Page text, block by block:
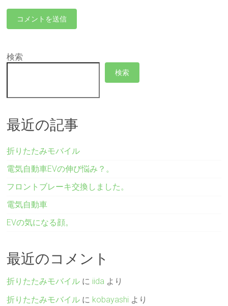
検索
検索
最近の記事
折りたたみモバイル
電気自動車EVの伸び悩み？。
フロントブレーキ交換しました。
電気自動車
EVの気になる顔。
最近のコメント
折りたたみモバイル に iida より
折りたたみモバイル に kobayashi より